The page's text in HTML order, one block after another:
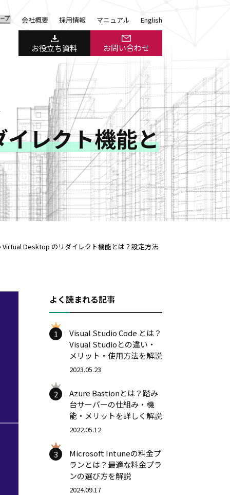
会社概要 採用情報 マニュアル English
お役立ち資料 お問い合わせ
レクト機能と
Virtual Desktop のリダイレクト機能とは？設定方法
よく読まれる記事
1
Visual Studio Code とは？
Visual Studioとの違い・
メリット・使用方法を解説
2023.05.23
2
Azure Bastionとは？踏み
台サーバーの仕組み・機
能・メリットを詳しく解説
2022.05.12
3
Microsoft Intuneの料金プ
ランとは？最適な料金プラ
ンの選び方を解説
2024.09.17